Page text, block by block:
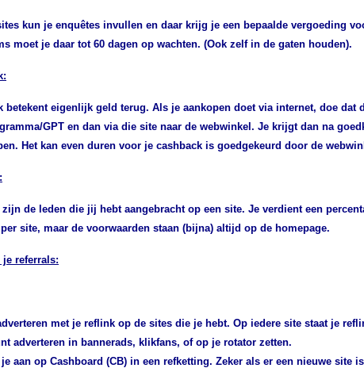
kun je enquêtes invullen en daar krijg je een bepaalde vergoeding
moet je daar tot 60 dagen op wachten. (Ook zelf in de gaten houden).
betekent eigenlijk geld terug. Als je aankopen doet via internet, doe dat
GPT en dan via die site naar de webwinkel. Je krijgt dan na
Het kan even duren voor je cashback is goedgekeurd door de
zijn de leden die jij hebt aangebracht op een site. Je verdient een
site, maar de voorwaarden staan (bijna) altijd op de homepage.
je referrals:
met je reflink op de sites die je hebt. Op iedere site staat je
adverteren in bannerads, klikfans, of op je rotator zetten.
je aan op Cashboard (CB) in een refketting. Zeker als er een nieuwe site